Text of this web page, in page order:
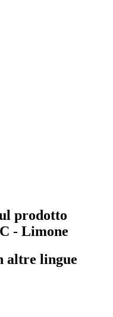
prodotto
- Limone
altre lingue